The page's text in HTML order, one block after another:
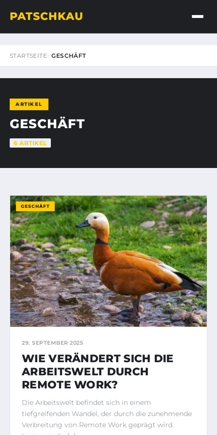
PATSCHKAU
STARTSEITE GESCHÄFT
ARTIKEL
GESCHÄFT
6 ARTIKEL
GESCHÄFT
29. SEPTEMBER 2025
WIE VERÄNDERT SICH DIE
ARBEITSWELT DURCH
REMOTE WORK?
Die Arbeitswelt befindet sich in einem
tiefgreifenden Wandel, der durch die zunehmende
Verbreitung von Remote Work geprägt wird.